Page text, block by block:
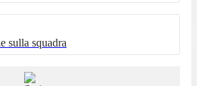
sulla squadra